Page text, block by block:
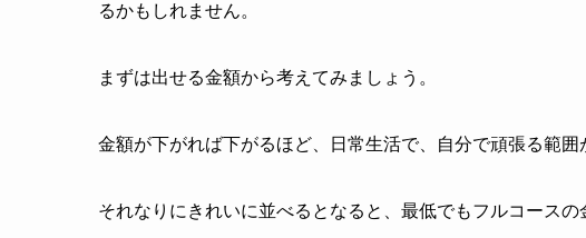
るかもしれません。
まずは出せる金額から考えてみましょう。
金額が下がれば下がるほど、日常生活で、自分で頑張る範囲
それなりにきれいに並べるとなると、最低でもフルコースの